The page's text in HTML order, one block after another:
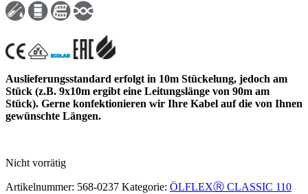
Auslieferungsstandard erfolgt in 10m Stückelung, jedoch am
Stück (z.B. 9x10m ergibt eine Leitungslänge von 90m am
Stück). Gerne konfektionieren wir Ihre Kabel auf die von Ihnen
gewünschte Längen.
Nicht vorrätig
Artikelnummer: 568-0237 Kategorie: ÖLFLEXⓇ CLASSIC 110